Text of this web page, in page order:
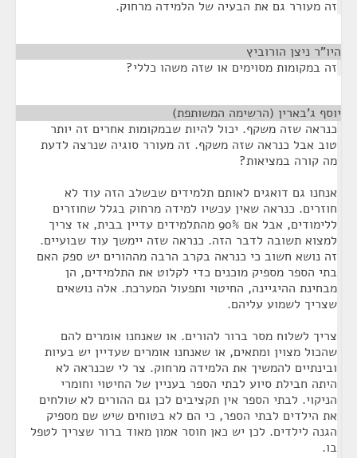
זה מעורר גם את הבעיה של הלמידה מרחוק.
היו"ר ניצן הורוביץ
זה במקומות מסוימים או שזה משהו כללי?
יוסף ג'בארין (הרשימה המשותפת)
כנראה שזה משקף. יכול להיות שבמקומות אחרים זה יותר
טוב אבל כנראה שזה משקף. זה מעורר סוגיה שנרצה לדעת
מה קורה במציאות?
אנחנו גם דואגים לאותם תלמידים שבשלב הזה עוד לא
חוזרים. כנראה שאין עכשיו למידה מרחוק בגלל שחוזרים
ללימודים, אבל אם 90% מהתלמידים עדיין בבית, אז צריך
למצוא תשובה לדבר הזה. כנראה שזה יימשך עוד שבועיים.
זה נושא חשוב כי כנראה בקרב הרבה מההורים יש ספק האם
בתי הספר מספיק מוכנים כדי לקלוט את התלמידים, הן
מבחינת ההיגיינה, החיטוי ותפעול המערכת. אלה נושאים
שצריך לשמוע עליהם.
צריך לשלוח מסר ברור להורים. או שאנחנו אומרים להם
שהכול מצוין ומתאים, או שאנחנו אומרים שעדיין יש בעיות
ובינתיים להמשיך את הלמידה מרחוק. צר לי שכנראה לא
היתה חבילת סיוע לבתי הספר בעניין של החיטוי וחומרי
הניקוי. לבתי הספר אין תקציבים לכן גם ההורים לא שולחים
את הילדים לבתי הספר, כי הם לא בטוחים שיש שם מספיק
הגנה לילדים. לכן יש כאן חוסר אמון מאוד ברור שצריך לטפל
בו.